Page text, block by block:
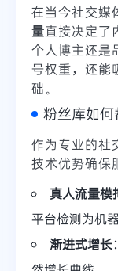
在当今社交媒
量直接决定了
个人博主还是
号权重，还能
础。
粉丝库如何
作为专业的社
技术优势确保
真人流量模
平台检测为机
渐进式增长